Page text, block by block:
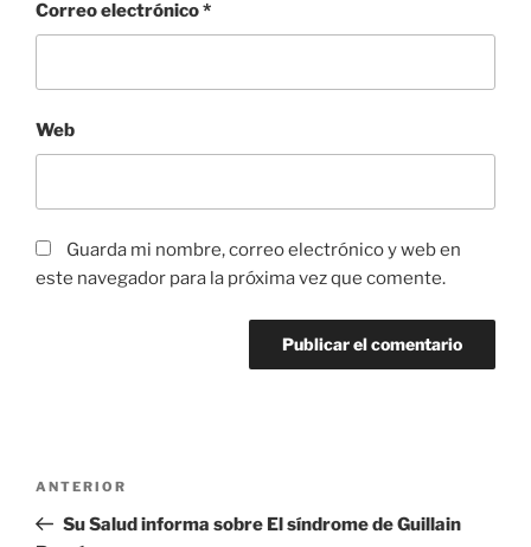
Correo electrónico*
Web
Guarda mi nombre, correo electrónico y web en
este navegador para la próxima vez que comente.
entradas
Entrada
anterior:
ANTERIOR
Su Salud informa sobre El síndrome de Guillain